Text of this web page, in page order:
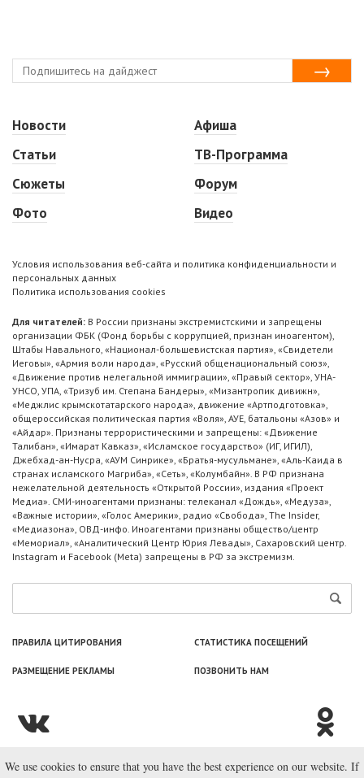
Новости
Статьи
Сюжеты
Фото
Афиша
ТВ-Программа
Форум
Видео
Условия использования веб-сайта и политика конфиденциальности и
персональных данных
Политика использования cookies
Для читателей: В России признаны экстремистскими и запрещены
организации ФБК (Фонд борьбы с коррупцией, признан иноагентом),
Штабы Навального, «Национал-большевистская партия», «Свидетели
Иеговы», «Армия воли народа», «Русский общенациональный союз»,
«Движение против нелегальной иммиграции», «Правый сектор», УНА-
УНСО, УПА, «Тризуб им. Степана Бандеры», «Мизантропик дивижн»,
«Меджлис крымскотатарского народа», движение «Артподготовка»,
общероссийская политическая партия «Воля», АУЕ, батальоны «Азов» и
«Айдар». Признаны террористическими и запрещены: «Движение
Талибан», «Имарат Кавказ», «Исламское государство» (ИГ, ИГИЛ),
Джебхад-ан-Нусра, «АУМ Синрике», «Братья-мусульмане», «Аль-Каида в
странах исламского Магриба», «Сеть», «Колумбайн». В РФ признана
нежелательной деятельность «Открытой России», издания «Проект
Медиа». СМИ-иноагентами признаны: телеканал «Дождь», «Медуза»,
«Важные истории», «Голос Америки», радио «Свобода», The Insider,
«Медиазона», ОВД-инфо. Иноагентами признаны общество/центр
«Мемориал», «Аналитический Центр Юрия Левады», Сахаровский центр.
Instagram и Facebook (Metа) запрещены в РФ за экстремизм.
ПРАВИЛА ЦИТИРОВАНИЯ СТАТИСТИКА ПОСЕЩЕНИЙ
РАЗМЕЩЕНИЕ РЕКЛАМЫ ПОЗВОНИТЬ НАМ
© ООО «Лаборатория Новоcтей», 2003—2026.
We use cookies to ensure that you have the best experience on our website. If